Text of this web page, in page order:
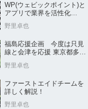
WP(ウェビックポイント)と
アプリで業界を活性化
野里卓也
福島応援企画 今度は只見
線と会津を応援 東京都多摩
野里卓也
ファーストエイドチームを
詳しく解説！
野里卓也